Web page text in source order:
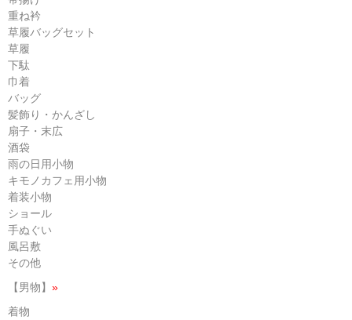
重ね衿
草履バッグセット
草履
下駄
巾着
バッグ
髪飾り・かんざし
扇子・末広
酒袋
雨の日用小物
キモノカフェ用小物
着装小物
ショール
手ぬぐい
風呂敷
その他
【男物】 »
着物